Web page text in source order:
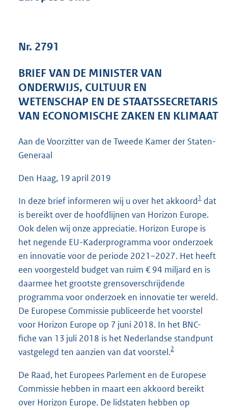
5
K
b
Nr. 2791
BRIEF VAN DE MINISTER VAN
ONDERWIJS, CULTUUR EN
WETENSCHAP EN DE STAATSSECRETARIS
VAN ECONOMISCHE ZAKEN EN KLIMAAT
Aan de Voorzitter van de Tweede Kamer der Staten-
Generaal
Den Haag, 19 april 2019
In deze brief informeren wij u over het akkoord1 dat
is bereikt over de hoofdlijnen van Horizon Europe.
Ook delen wij onze appreciatie. Horizon Europe is
het negende EU-Kaderprogramma voor onderzoek
en innovatie voor de periode 2021–2027. Het heeft
een voorgesteld budget van ruim € 94 miljard en is
daarmee het grootste grensoverschrijdende
programma voor onderzoek en innovatie ter wereld.
De Europese Commissie publiceerde het voorstel
voor Horizon Europe op 7 juni 2018. In het BNC-
fiche van 13 juli 2018 is het Nederlandse standpunt
vastgelegd ten aanzien van dat voorstel.2
De Raad, het Europees Parlement en de Europese
Commissie hebben in maart een akkoord bereikt
over Horizon Europe. De lidstaten hebben op